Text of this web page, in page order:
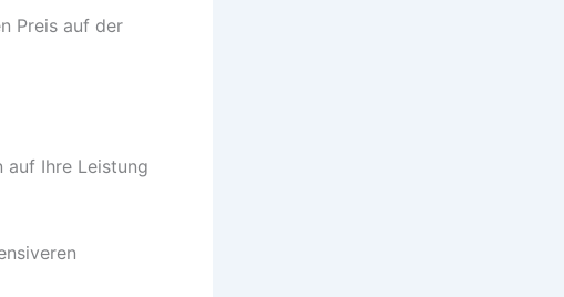
Preis auf der
auf Ihre Leistung